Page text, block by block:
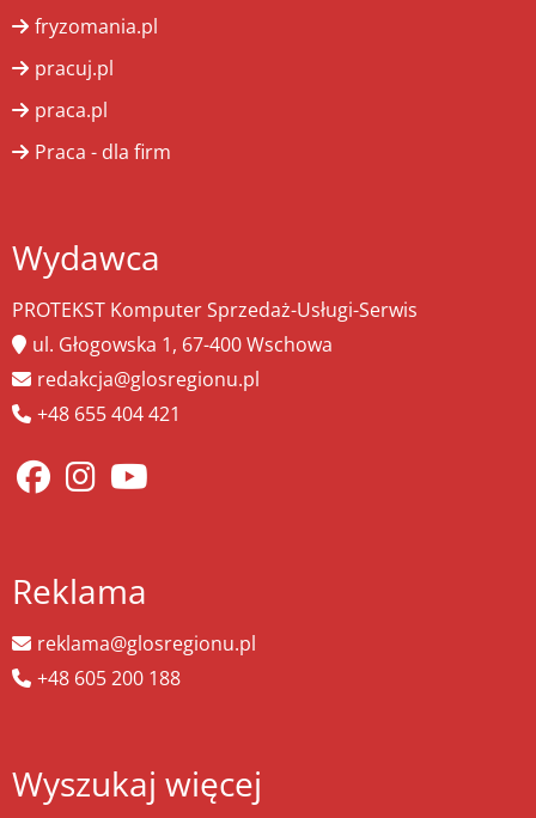
fryzomania.pl
pracuj.pl
praca.pl
Praca - dla firm
Wydawca
PROTEKST Komputer Sprzedaż-Usługi-Serwis
ul. Głogowska 1, 67-400 Wschowa
redakcja@glosregionu.pl
+48 655 404 421
Reklama
reklama@glosregionu.pl
+48 605 200 188
Wyszukaj więcej